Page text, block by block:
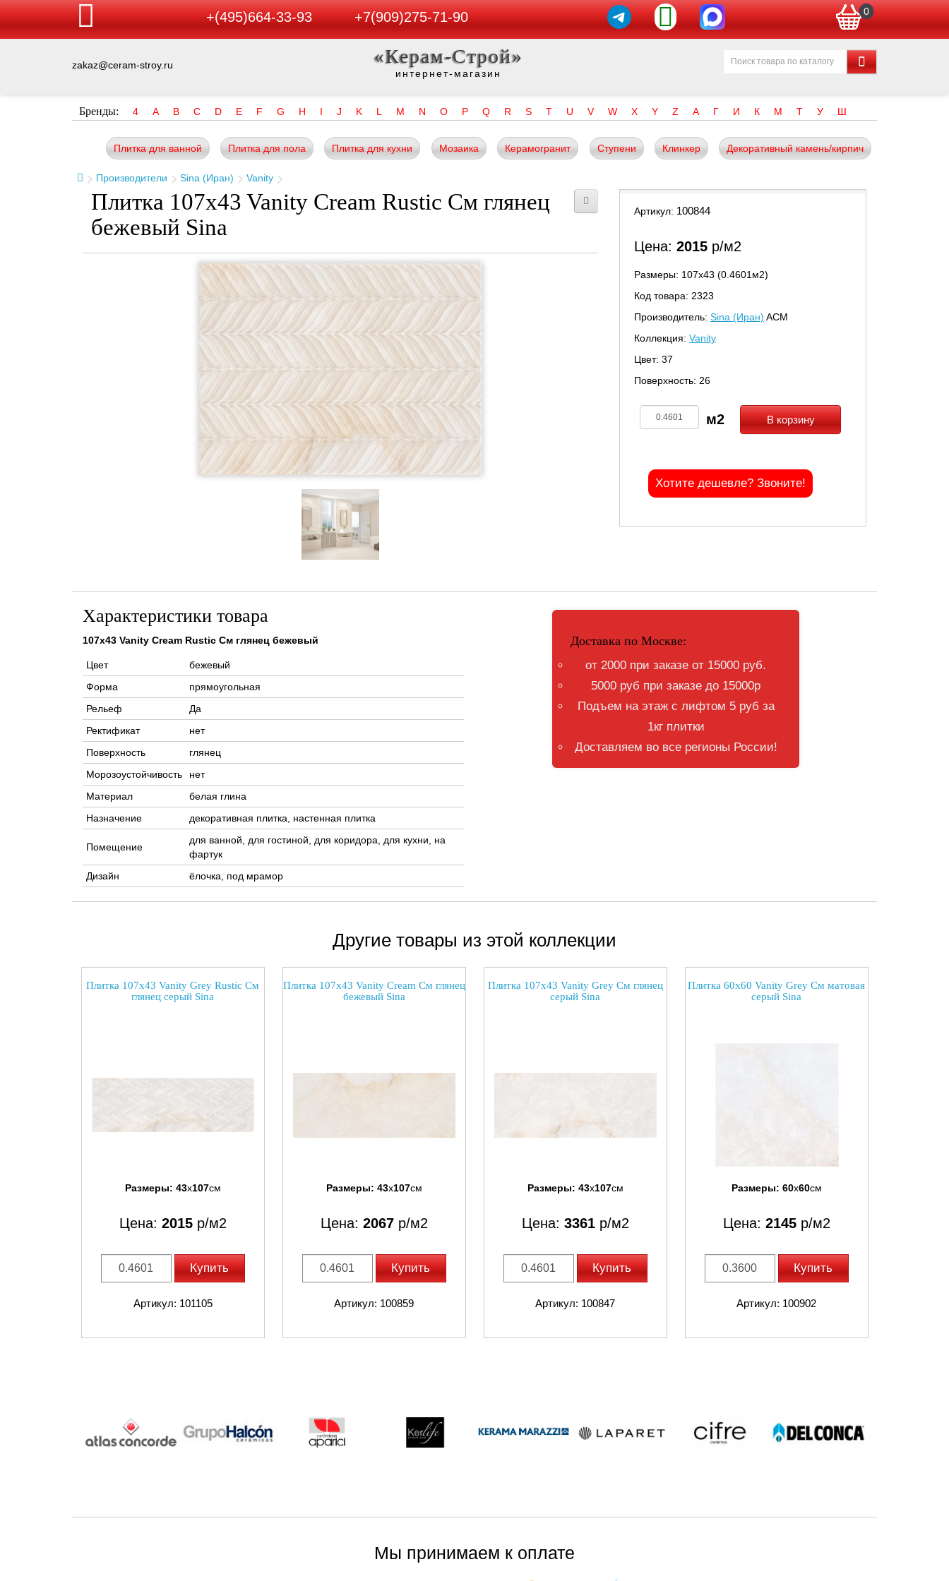
+(495)664-33-93 +7(909)275-71-90 0
zakaz@ceram-stroy.ru «Керам-Строй»
интернет-магазин
Бренды: 4 A B C D E F G H I J K L M N O P Q R S T U V W X Y Z А Г И К М Т У Ш
Плитка для ванной Плитка для пола Плитка для кухни Мозаика Керамогранит Ступени Клинкер Декоративный камень/кирпич
Производители Sina (Иран) Vanity
Плитка 107x43 Vanity Cream Rustic См глянец
бежевый Sina
Артикул: 100844
Цена: 2015 р/м2
Размеры: 107х43 (0.4601м2)
Код товара: 2323
Производитель: Sina (Иран) ACM
Коллекция: Vanity
Цвет: 37
Поверхность: 26
В корзину
Хотите дешевле? Звоните!
Характеристики товара
107x43 Vanity Cream Rustic См глянец бежевый
Цвет
бежевый
Форма
прямоугольная
Рельеф
Да
Ректификат
нет
Поверхность
глянец
Морозоустойчивость
нет
Материал
белая глина
Назначение
декоративная плитка, настенная плитка
Помещение
для ванной, для гостиной, для коридора, для кухни, на
фартук
Дизайн
ёлочка, под мрамор
Доставка по Москве:
от 2000 при заказе от 15000 руб.
5000 руб при заказе до 15000р
Подъем на этаж с лифтом 5 руб за
1кг плитки
Доставляем во все регионы России!
Другие товары из этой коллекции
Плитка 107x43 Vanity Grey Rustic См
глянец серый Sina
Размеры: 43x107см
Цена: 2015р/м2
Купить
Артикул: 101105
Плитка 107x43 Vanity Cream См глянец
бежевый Sina
Размеры: 43x107см
Цена: 2067р/м2
Купить
Артикул: 100859
Плитка 107x43 Vanity Grey См глянец
серый Sina
Размеры: 43x107см
Цена: 3361р/м2
Купить
Артикул: 100847
Плитка 60x60 Vanity Grey См матовая
серый Sina
Размеры: 60x60см
Цена: 2145р/м2
Купить
Артикул: 100902
Мы принимаем к оплате